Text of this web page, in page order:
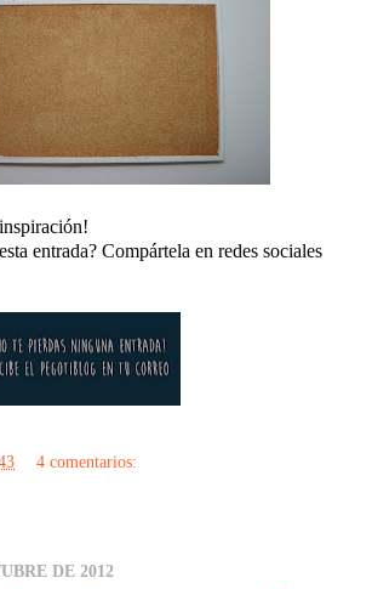
entrada? Compártela en redes sociales
4 comentarios:
DE 2012